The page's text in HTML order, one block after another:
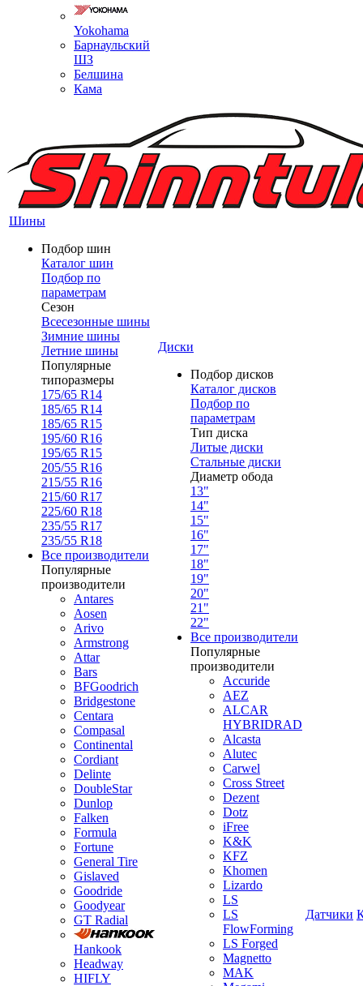
Yokohama
Барнаульский
ШЗ
Белшина
Кама
Шины
Подбор шин
Каталог шин
Подбор по
параметрам
Сезон
Всесезонные шины
Зимние шины
Летние шины
Популярные
типоразмеры
175/65 R14
185/65 R14
185/65 R15
195/60 R16
195/65 R15
205/55 R16
215/55 R16
215/60 R17
225/60 R18
235/55 R17
235/55 R18
Все производители
Популярные
производители
Antares
Aosen
Arivo
Armstrong
Attar
Bars
BFGoodrich
Bridgestone
Centara
Compasal
Continental
Cordiant
Delinte
DoubleStar
Dunlop
Falken
Formula
Fortune
General Tire
Gislaved
Goodride
Goodyear
GT Radial
Hankook
Headway
HIFLY
Диски
Подбор дисков
Каталог дисков
Подбор по
параметрам
Тип диска
Литые диски
Стальные диски
Диаметр обода
13"
14"
15"
16"
17"
18"
19"
20"
21"
22"
Все производители
Популярные
производители
Accuride
AEZ
ALCAR
HYBRIDRAD
Alcasta
Alutec
Carwel
Cross Street
Dezent
Dotz
iFree
K&K
KFZ
Khomen
Lizardo
LS
LS
FlowForming
LS Forged
Magnetto
MAK
Датчики